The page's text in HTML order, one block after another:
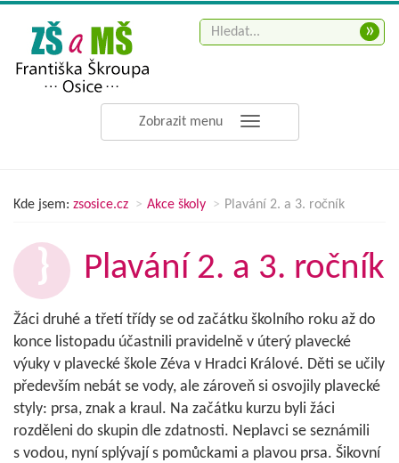
Zobrazit menu
»
Kde jsem: zsosice.cz Akce školy Plavání 2. a 3. ročník
Plavání 2. a 3. ročník
Žáci druhé a třetí třídy se od začátku školního roku až do
konce listopadu účastnili pravidelně v úterý plavecké
výuky v plavecké škole Zéva v Hradci Králové. Děti se učily
především nebát se vody, ale zároveň si osvojily plavecké
styly: prsa, znak a kraul. Na začátku kurzu byli žáci
rozděleni do skupin dle zdatnosti. Neplavci se seznámili
s vodou, nyní splývají s pomůckami a plavou prsa. Šikovní